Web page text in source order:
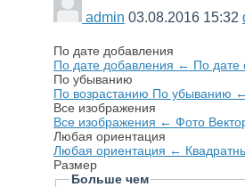
admin 03.08.2016 15:32
По дате добавления
По дате добавления ← По дате
По убыванию
По возрастанию По убыванию ←
Все изображения
Все изображения ← Фото
Любая ориентация
Любая ориентация ←
Размер
Больше чем